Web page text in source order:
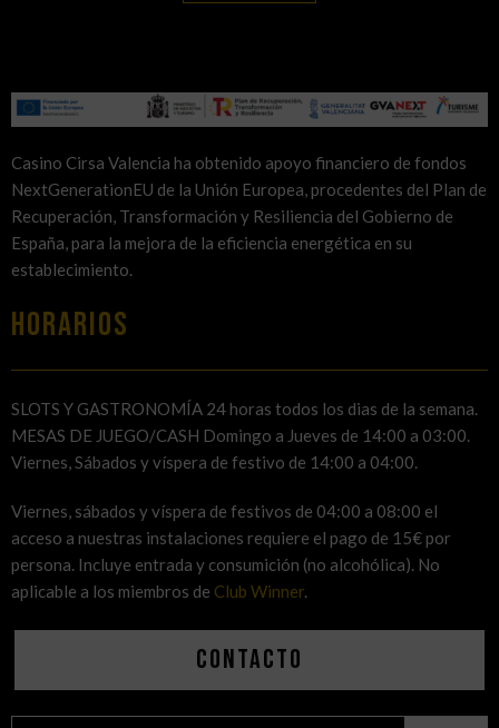
Casino Cirsa Valencia ha obtenido apoyo financiero de fondos
NextGenerationEU de la Unión Europea, procedentes del Plan de
Recuperación, Transformación y Resiliencia del Gobierno de
España, para la mejora de la eficiencia energética en su
establecimiento.
HORARIOS
SLOTS Y GASTRONOMÍA 24 horas todos los dias de la semana.
MESAS DE JUEGO/CASH Domingo a Jueves de 14:00 a 03:00.
Viernes, Sábados y víspera de festivo de 14:00 a 04:00.
Viernes, sábados y víspera de festivos de 04:00 a 08:00 el
acceso a nuestras instalaciones requiere el pago de 15€ por
persona. Incluye entrada y consumición (no alcohólica). No
aplicable a los miembros de Club Winner.
Contacto